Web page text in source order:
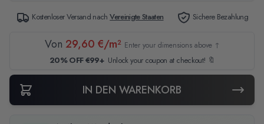
Kostenloser Versand nachVereinigte Staaten Sichere Bezahlung
Von 29,60 €/m² Enter your dimensions above ↑
20% OFF €99+ Unlock your coupon at checkout! 🔖
IN DEN WARENKORB